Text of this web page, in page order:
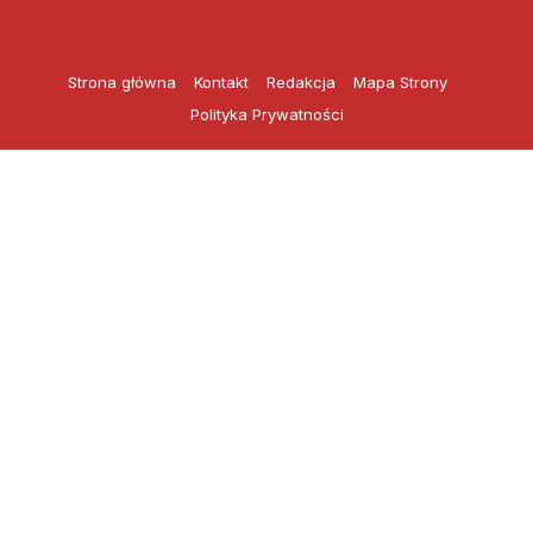
Strona główna Kontakt Redakcja
Mapa Strony
Polityka Prywatności